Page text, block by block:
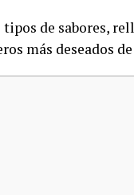
de sabores,
más deseados